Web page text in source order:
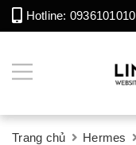
Hotline: 0936101010
Trang chủ Hermes